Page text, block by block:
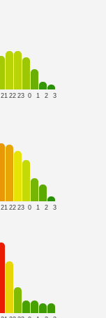
21 22 23 0 1 2 3
21 22 23 0 1 2 3